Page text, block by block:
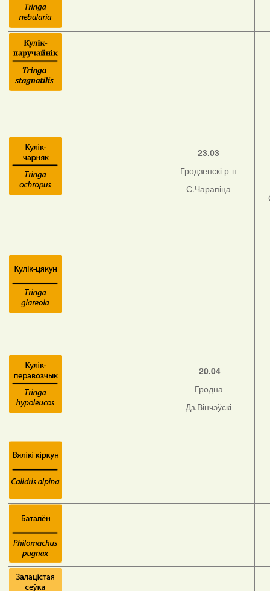
23.03
Гродзенскі р-н
С.Чарапіца
20.04
Гродна
Дз.Вінчэўскі